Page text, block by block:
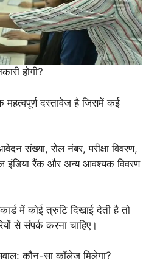
होगी?
महत्वपूर्ण दस्तावेज है जिसमें कई
संख्या, रोल नंबर, परीक्षा विवरण,
रैंक और अन्य आवश्यक विवरण
में कोई त्रुटि दिखाई देती है तो
से संपर्क करना चाहिए।
कौन-सा कॉलेज मिलेगा?